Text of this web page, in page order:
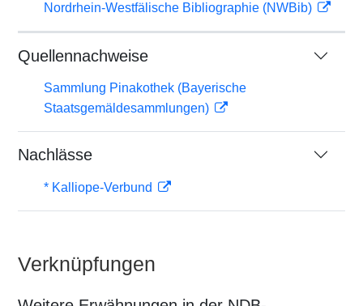
Nordrhein-Westfälische Bibliographie (NWBib)
Quellennachweise
Sammlung Pinakothek (Bayerische
Staatsgemäldesammlungen)
Nachlässe
* Kalliope-Verbund
Verknüpfungen